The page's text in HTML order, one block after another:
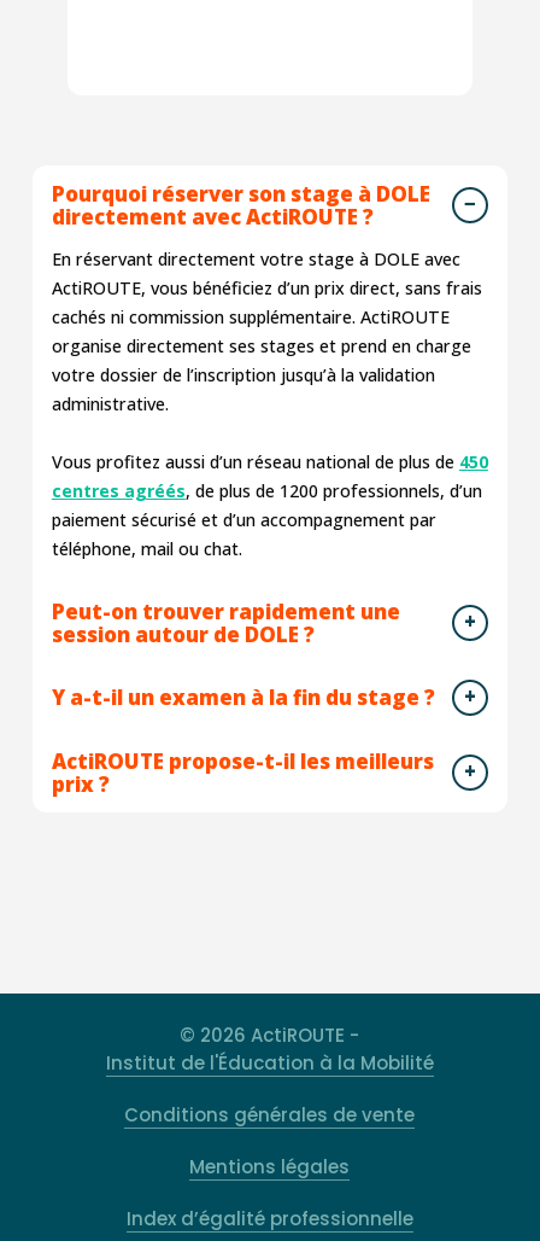
Pourquoi réserver son stage à DOLE
directement avec ActiROUTE ?
En réservant directement votre stage à DOLE avec
ActiROUTE, vous bénéficiez d’un prix direct, sans frais
cachés ni commission supplémentaire. ActiROUTE
organise directement ses stages et prend en charge
votre dossier de l’inscription jusqu’à la validation
administrative.
Vous profitez aussi d’un réseau national de plus de 450
centres agréés, de plus de 1200 professionnels, d’un
paiement sécurisé et d’un accompagnement par
téléphone, mail ou chat.
Peut-on trouver rapidement une
session autour de DOLE ?
Y a-t-il un examen à la fin du stage ?
ActiROUTE propose-t-il les meilleurs
prix ?
© 2026 ActiROUTE -
Institut de l'Éducation à la Mobilité
Conditions générales de vente
Mentions légales
Index d’égalité professionnelle